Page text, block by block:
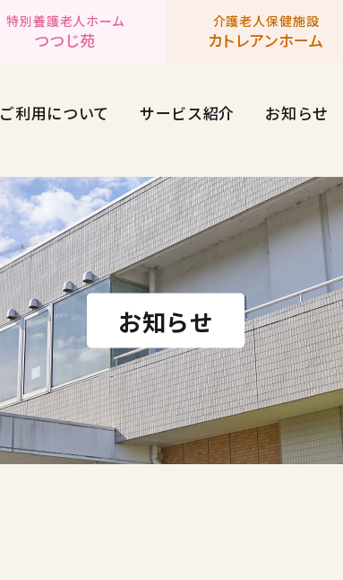
特別養護老人ホーム
つつじ苑
介護老人保健施設
カトレアンホーム
ご利用について サービス紹介 お知らせ
お知らせ